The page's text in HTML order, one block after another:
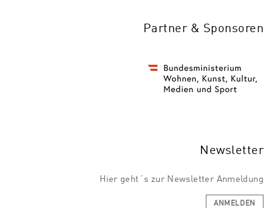
Partner & Sponsoren
Newsletter
Hier geht´s zur Newsletter Anmeldung
ANMELDEN